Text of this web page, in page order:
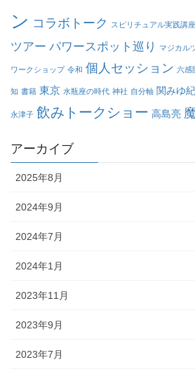
ン コラボトーク スピリチュアル実践講座
ツアー パワースポット巡り マジカル
ワークショップ 令和 個人セッション 六感
知 書籍 東京 水瓶座の時代 神社 自分軸 関みゆ紀
永津子 飲みトークショー 高島亮
アーカイブ
2025年8月
2024年9月
2024年7月
2024年1月
2023年11月
2023年9月
2023年7月